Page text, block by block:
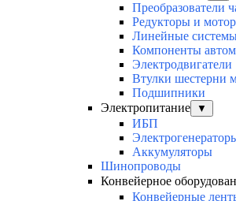
Преобразователи
Редукторы и
Линейные
Компоненты
Электродвигатели
Втулки шестерни
Подшипники
Электропитание
▼
ИБП
Аккумуляторы
Шинопроводы
Конвейерное
Конвейерные